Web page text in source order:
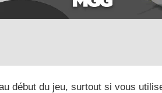
début du jeu, surtout si vous